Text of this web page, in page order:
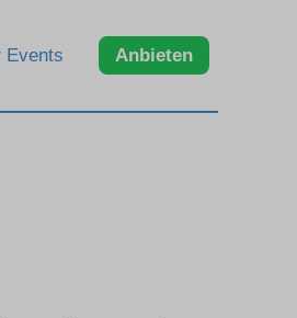
Events Anbieten